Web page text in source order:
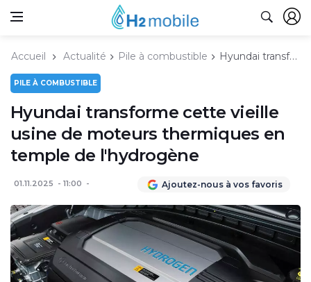
Accueil Actualité Pile à combustible Hyundai transforme cette vieille usine de moteurs thermiques en temple de l'hydrogène
PILE À COMBUSTIBLE
Hyundai transforme cette vieille
usine de moteurs thermiques en
temple de l'hydrogène
01.11.2025 11:00 Ajoutez-nous à vos favoris